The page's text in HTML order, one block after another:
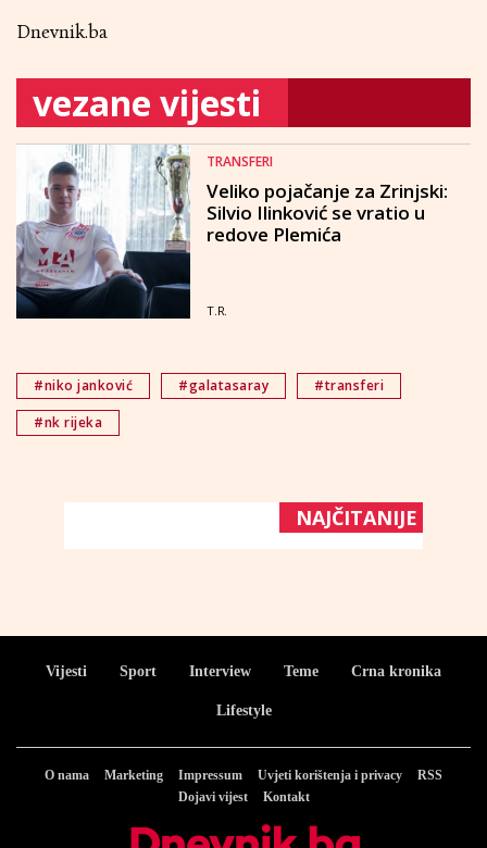
Dnevnik.ba
vezane vijesti
TRANSFERI
Veliko pojačanje za Zrinjski:
Silvio Ilinković se vratio u
redove Plemića
T.R.
#niko janković #galatasaray
#transferi
#nk rijeka
NAJČITANIJE
Vijesti Sport Interview Teme Crna kronika
Lifestyle
O nama Marketing Impressum Uvjeti korištenja i privacy
RSS
Dojavi vijest
Kontakt